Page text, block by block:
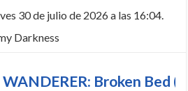
30 de julio de 2026 a las 16:04.
Darkness
Broken Bed